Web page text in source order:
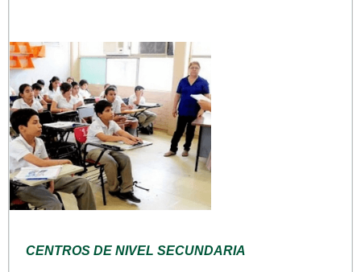
CENTROS DE NIVEL SECUNDARIA